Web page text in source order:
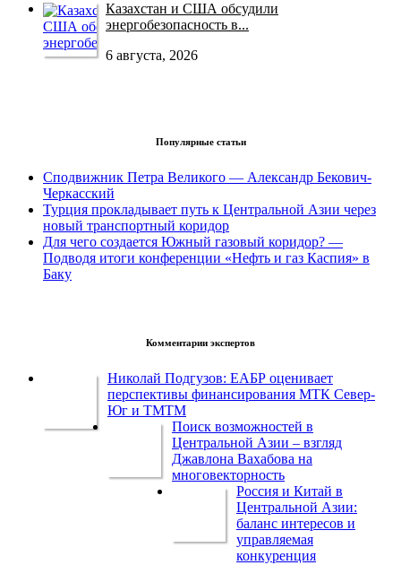
Казахстан и США обсудили
энергобезопасность в...
6 августа, 2026
Популярные статьи
Сподвижник Петра Великого — Александр Бекович-
Черкасский
Турция прокладывает путь к Центральной Азии через
новый транспортный коридор
Для чего создается Южный газовый коридор? —
Подводя итоги конференции «Нефть и газ Каспия» в
Баку
Комментарии экспертов
Николай Подгузов: ЕАБР оценивает
перспективы финансирования МТК Север-
Юг и ТМТМ
Поиск возможностей в
Центральной Азии – взгляд
Джавлона Вахабова на
многовекторность
Россия и Китай в
Центральной Азии:
баланс интересов и
управляемая
конкуренция